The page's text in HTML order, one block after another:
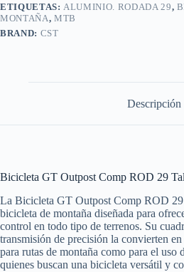
ETIQUETAS: ALUMINIO. RODADA 29,
MONTAÑA, MTB
BRAND: CST
Descripción
Bicicleta GT Outpost Comp ROD 29
La Bicicleta GT Outpost Comp ROD
bicicleta de montaña diseñada para
control en todo tipo de terrenos. Su
transmisión de precisión la convierten
para rutas de montaña como para el uso
quienes buscan una bicicleta versátil y